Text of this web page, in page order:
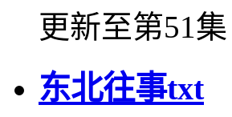
更新至第51集
东北往事txt